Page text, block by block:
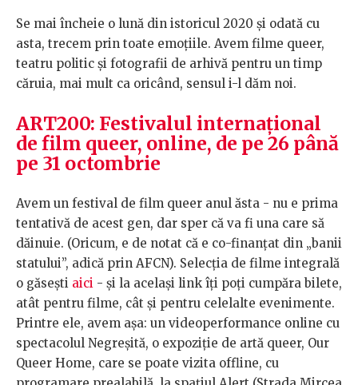
Se mai încheie o lună din istoricul 2020 și odată cu
asta, trecem prin toate emoțiile. Avem filme queer,
teatru politic și fotografii de arhivă pentru un timp
căruia, mai mult ca oricând, sensul i-l dăm noi.
ART200: Festivalul internațional
de film queer, online, de pe 26 până
pe 31 octombrie
Avem un festival de film queer anul ăsta - nu e prima
tentativă de acest gen, dar sper că va fi una care să
dăinuie. (Oricum, e de notat că e co-finanțat din „banii
statului”, adică prin AFCN). Selecția de filme integrală
o găsești aici - și la același link îți poți cumpăra bilete,
atât pentru filme, cât și pentru celelalte evenimente.
Printre ele, avem așa: un videoperformance online cu
spectacolul Negreșită, o expoziție de artă queer, Our
Queer Home, care se poate vizita offline, cu